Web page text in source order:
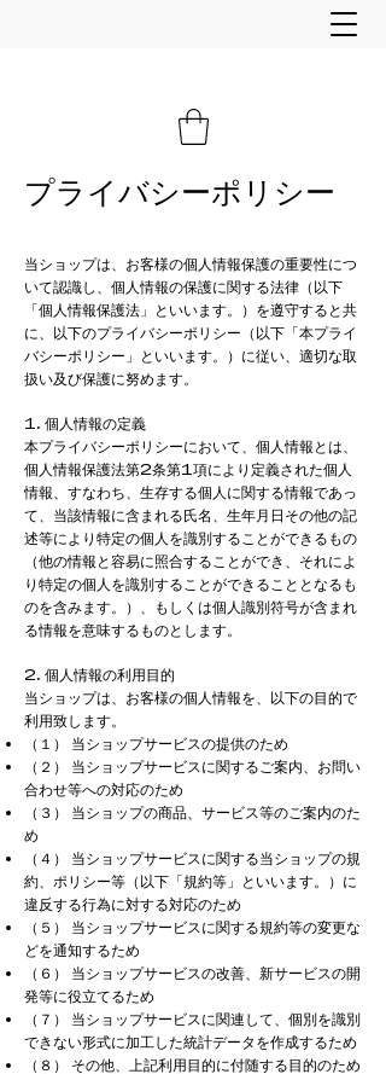
プライバシーポリシー
当ショップは、お客様の個人情報保護の重要性につ
いて認識し、個人情報の保護に関する法律（以下
「個人情報保護法」といいます。）を遵守すると共
に、以下のプライバシーポリシー（以下「本プライ
バシーポリシー」といいます。）に従い、適切な取
扱い及び保護に努めます。
1. 個人情報の定義
本プライバシーポリシーにおいて、個人情報とは、
個人情報保護法第2条第1項により定義された個人
情報、すなわち、生存する個人に関する情報であっ
て、当該情報に含まれる氏名、生年月日その他の記
述等により特定の個人を識別することができるもの
（他の情報と容易に照合することができ、それによ
り特定の個人を識別することができることとなるも
のを含みます。）、もしくは個人識別符号が含まれ
る情報を意味するものとします。
2. 個人情報の利用目的
当ショップは、お客様の個人情報を、以下の目的で
利用致します。
（１） 当ショップサービスの提供のため
（２） 当ショップサービスに関するご案内、お問い
合わせ等への対応のため
（３） 当ショップの商品、サービス等のご案内のた
め
（４） 当ショップサービスに関する当ショップの規
約、ポリシー等（以下「規約等」といいます。）に
違反する行為に対する対応のため
（５） 当ショップサービスに関する規約等の変更な
どを通知するため
（６） 当ショップサービスの改善、新サービスの開
発等に役立てるため
（７） 当ショップサービスに関連して、個別を識別
できない形式に加工した統計データを作成するため
（８） その他、上記利用目的に付随する目的のため